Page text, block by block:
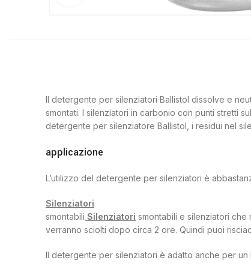
Il detergente per silenziatori Ballistol dissolve e
smontati. I silenziatori in carbonio con punti stretti
detergente per silenziatore Ballistol, i residui nel
applicazione
L’utilizzo del detergente per silenziatori è
Silenziatori
smontabili Silenziatori smontabili e silenziatori
verranno sciolti dopo circa 2 ore. Quindi puoi
Il detergente per silenziatori è adatto anche per un